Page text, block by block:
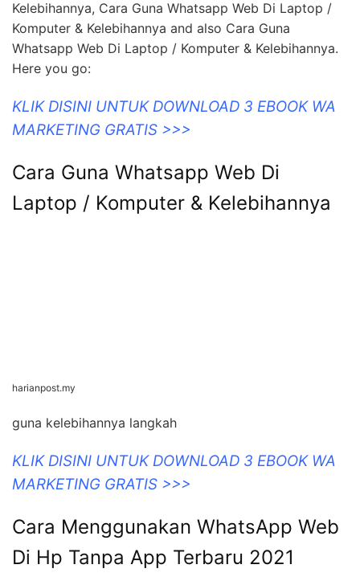
Whatsapp Web Di Laptop / Komputer & Kelebihannya
like Cara Guna Whatsapp Web Di Laptop / Komputer &
Kelebihannya, Cara Guna Whatsapp Web Di Laptop /
Komputer & Kelebihannya and also Cara Guna
Whatsapp Web Di Laptop / Komputer & Kelebihannya.
Here you go:
MARKETING GRATIS >>>
harianpost.my
guna kelebihannya langkah
KLIK DISINI UNTUK DOWNLOAD 3 EBOOK WA